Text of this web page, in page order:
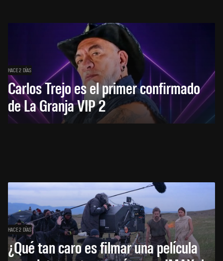
HACE 2 DÍAS
Carlos Trejo es el primer confirmado
de La Granja VIP 2
HACE 2 DÍAS
¿Qué tan caro es filmar una película